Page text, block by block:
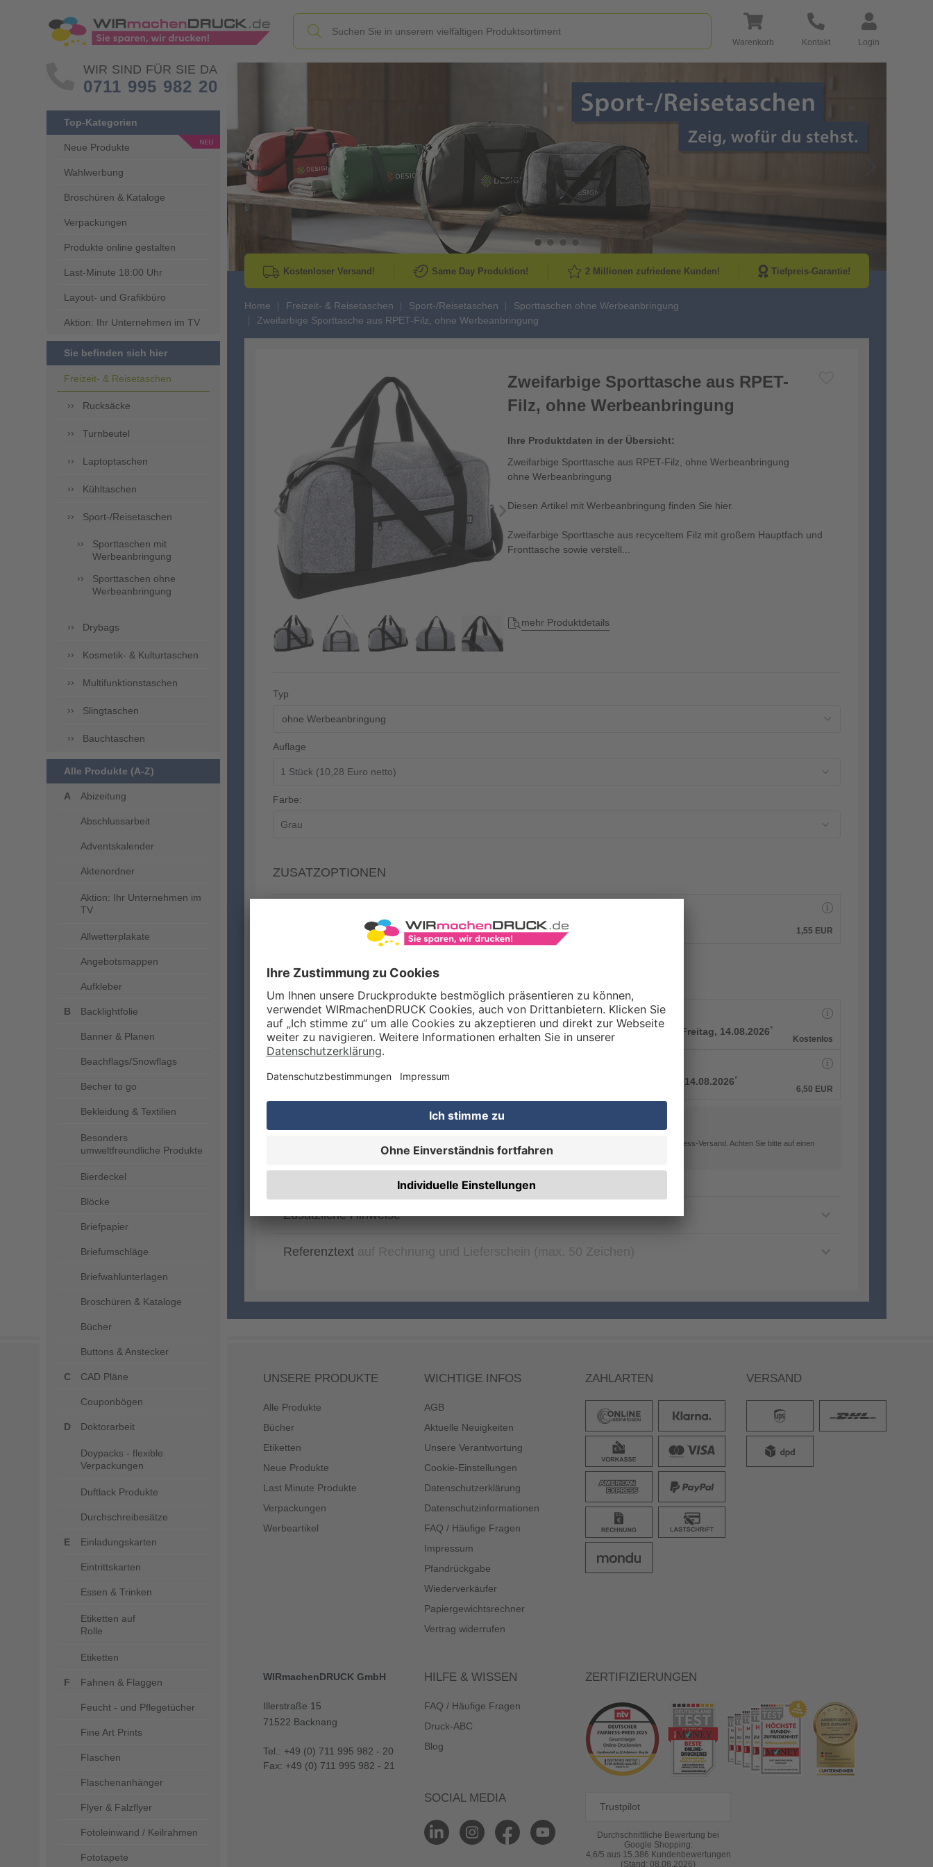
Warenkorb Kontakt Login
WIR SIND FÜR SIE DA
0711 995 982 20
Top-Kategorien
Neue Produkte
Wahlwerbung
Broschüren & Kataloge
Verpackungen
Produkte online gestalten
Last-Minute 18:00 Uhr
Layout- und Grafikbüro
Aktion: Ihr Unternehmen im TV
Sie befinden sich hier
Freizeit- & Reisetaschen
Rucksäcke
Turnbeutel
Laptoptaschen
Kühltaschen
Sport-/Reisetaschen
Sporttaschen mit
Werbeanbringung
Sporttaschen ohne
Werbeanbringung
Drybags
Kosmetik- & Kulturtaschen
Multifunktionstaschen
Slingtaschen
Bauchtaschen
Alle Produkte (A-Z)
Abizeitung
Abschlussarbeit
Adventskalender
Aktenordner
Aktion: Ihr Unternehmen im
TV
Allwetterplakate
Angebotsmappen
Aufkleber
Backlightfolie
Banner & Planen
Beachflags/Snowflags
Becher to go
Bekleidung & Textilien
Besonders
umweltfreundliche Produkte
Bierdeckel
Blöcke
Briefpapier
Briefumschläge
Briefwahlunterlagen
Broschüren & Kataloge
Bücher
Buttons & Anstecker
CAD Pläne
Couponbögen
Doktorarbeit
Doypacks - flexible
Verpackungen
Duftlack Produkte
Durchschreibesätze
Einladungskarten
Eintrittskarten
Essen & Trinken
Etiketten auf
Rolle
Etiketten
Fahnen & Flaggen
Feucht - und Pflegetücher
Fine Art Prints
Flaschen
Flaschenanhänger
Flyer & Falzflyer
Fotoleinwand / Keilrahmen
Fototapete
Go to Previous Slide
Kostenloser Versand! Same Day Produktion! 2 Millionen zufriedene Kunden! Tiefpreis-Garantie!
Home Freizeit- & Reisetaschen Sport-/Reisetaschen
Sporttaschen ohne Werbeanbringung
Zweifarbige Sporttasche aus RPET-Filz, ohne Werbeanbringung
Zweifarbige Sporttasche aus RPET-
Filz, ohne Werbeanbringung
Ihre Produktdaten in der Übersicht:
Zweifarbige Sporttasche aus RPET-Filz, ohne Werbeanbringung
ohne Werbeanbringung
Diesen Artikel mit Werbeanbringung finden Sie hier.
Zweifarbige Sporttasche aus recyceltem Filz mit großem Hauptfach und
Fronttasche sowie verstell...
mehr Produktdetails
Typ
ohne Werbeanbringung
Auflage
Farbe:
ZUSATZOPTIONEN
Rechnung zusätzlich per Post
1,55 EUR
LIEFERTERMIN
Planmäßige Produktion
(inkl. kostenlosem Versand in DE) Lieferung:
ca. 4 Arbeitstage bis Freitag, 14.08.2026*
Kostenlos
(inkl. Express-Versand in DE) Lieferung:
Freitag, 14.08.2026*
6,50 EUR
empfehlen wir Ihnen einen Express-Versand. Achten Sie bitte auf einen
pünktlichen Zahlungs- sowie fehlerfreien Druckdateneingang bis12:00 Uhr .
Zusätzliche Hinweise
Referenztext auf Rechnung und Lieferschein (max. 50 Zeichen)
UNSERE PRODUKTE
Alle Produkte
Bücher
Etiketten
Neue Produkte
Last Minute Produkte
Verpackungen
Werbeartikel
WICHTIGE INFOS
AGB
Aktuelle Neuigkeiten
Unsere Verantwortung
Cookie-Einstellungen
Datenschutzerklärung
Datenschutzinformationen
FAQ / Häufige Fragen
Impressum
Pfandrückgabe
Wiederverkäufer
Papiergewichtsrechner
Vertrag widerrufen
ZAHLARTEN VERSAND
WIRmachenDRUCK GmbH
Illerstraße 15
71522 Backnang
Tel.: +49 (0) 711 995 982 - 20
Fax: +49 (0) 711 995 982 - 21
HILFE & WISSEN
FAQ / Häufige Fragen
Druck-ABC
Blog
SOCIAL MEDIA
ZERTIFIZIERUNGEN
Trustpilot
Durchschnittliche Bewertung bei
Google Shopping:
4,6/5 aus 15.386 Kundenbewertungen
(Stand: 08.08.2026)